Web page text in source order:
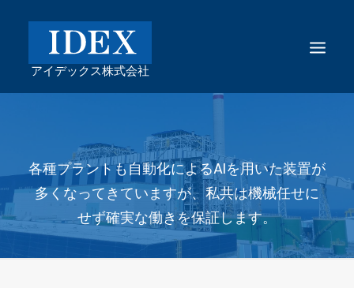
各種プラントも⾃動化によるAIを⽤いた装置が
多くなってきていますが、私共は機械任せに
せず確実な働きを保証します。